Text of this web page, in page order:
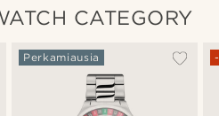
CATEGORY
Perkamiausia